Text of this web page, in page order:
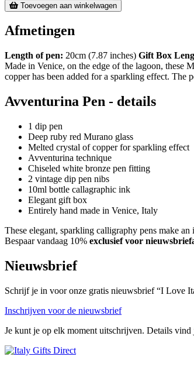
Toevoegen aan winkelwagen
Afmetingen
Length of pen: 20cm (7.87 inches) Gift Box
Made in Venice, on the edge of the lagoon, these
copper has been added for a sparkling effect. The
Avventurina Pen - details
1 dip pen
Deep ruby red Murano glass
Melted crystal of copper for sparkling effect
Avventurina technique
Chiseled white bronze pen fitting
2 vintage dip pen nibs
10ml bottle callagraphic ink
Elegant gift box
Entirely hand made in Venice, Italy
These elegant, sparkling calligraphy pens make
Bespaar vandaag 10% exclusief voor
Nieuwsbrief
Schrijf je in voor onze gratis nieuwsbrief “I Love
Inschrijven voor de nieuwsbrief
Je kunt je op elk moment uitschrijven. Details vind